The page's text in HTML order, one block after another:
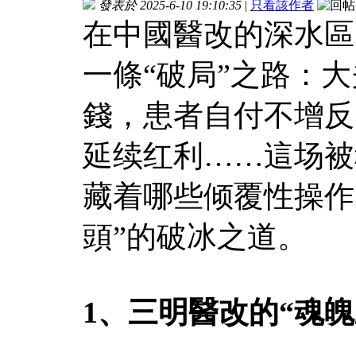
發表於 2025-6-10 19:10:35 | 只看該作者
在中國醫改的深水
一條“破局”之路：
錢，患者自付不增
延续红利……這场被
藏着哪些倾覆性操
頭”的破冰之道。
1、三明醫改的“魂